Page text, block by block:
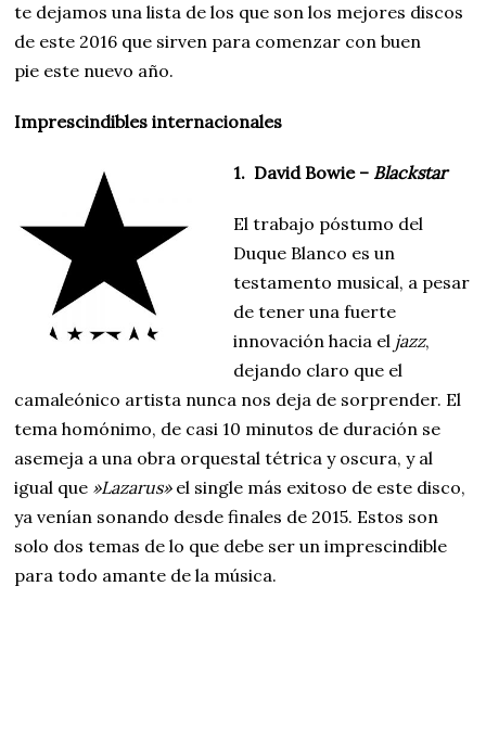
te dejamos una lista de los que son los mejores discos
de este 2016 que sirven para comenzar con buen
pie este nuevo año.
Imprescindibles internacionales
1. David Bowie – Blackstar
El trabajo póstumo del
Duque Blanco es un
testamento musical, a pesar
de tener una fuerte
innovación hacia el jazz,
dejando claro que el
camaleónico artista nunca nos deja de sorprender. El
tema homónimo, de casi 10 minutos de duración se
asemeja a una obra orquestal tétrica y oscura, y al
igual que »Lazarus»el single más exitoso de este disco,
ya venían sonando desde finales de 2015. Estos son
solo dos temas de lo que debe ser un imprescindible
para todo amante de la música.